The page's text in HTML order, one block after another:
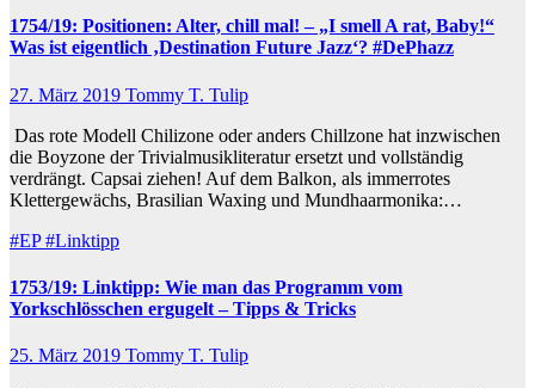
1754/19: Positionen: Alter, chill mal! – „I smell A rat, Baby!“
Was ist eigentlich ‚Destination Future Jazz‘? #DePhazz
27. März 2019 Tommy T. Tulip
Das rote Modell Chilizone oder anders Chillzone hat inzwischen
die Boyzone der Trivialmusikliteratur ersetzt und vollständig
verdrängt. Capsai ziehen! Auf dem Balkon, als immerrotes
Klettergewächs, Brasilian Waxing und Mundhaarmonika:…
#EP#Linktipp
1753/19: Linktipp: Wie man das Programm vom
Yorkschlösschen ergugelt – Tipps & Tricks
25. März 2019 Tommy T. Tulip